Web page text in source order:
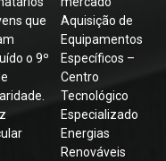
que
o 9º
Aquisição de
Equipamentos
Específicos –
Centro
Tecnológico
Especializado
Energias
Renováveis